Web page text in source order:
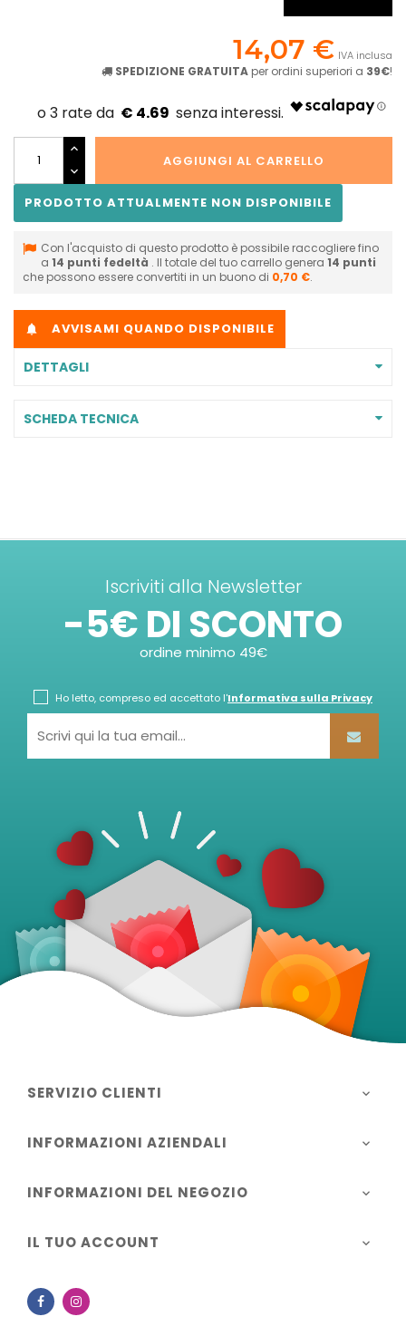
14,07 € IVA inclusa
SPEDIZIONE GRATUITA per ordini superiori a 39€!
€ 4.69
AGGIUNGI AL CARRELLO
PRODOTTO ATTUALMENTE NON DISPONIBILE
Con l'acquisto di questo prodotto è possibile raccogliere fino
a 14 punti fedeltà . Il totale del tuo carrello genera 14 punti
che possono essere convertiti in un buono di 0,70 €.
 AVVISAMI QUANDO DISPONIBILE
DETTAGLI
SCHEDA TECNICA
Iscriviti alla Newsletter
-5€ DI SCONTO
ordine minimo 49€
Ho letto, compreso ed accettato l'Informativa sulla Privacy
SERVIZIO CLIENTI 
INFORMAZIONI AZIENDALI 
INFORMAZIONI DEL NEGOZIO 
IL TUO ACCOUNT 
Facebook